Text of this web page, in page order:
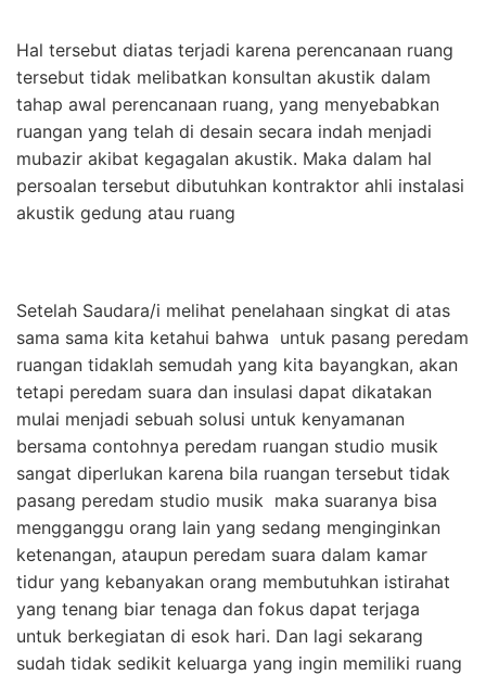
Hal tersebut diatas terjadi karena perencanaan ruang
tersebut tidak melibatkan konsultan akustik dalam
tahap awal perencanaan ruang, yang menyebabkan
ruangan yang telah di desain secara indah menjadi
mubazir akibat kegagalan akustik. Maka dalam hal
persoalan tersebut dibutuhkan kontraktor ahli instalasi
akustik gedung atau ruang
Setelah Saudara/i melihat penelahaan singkat di atas
sama sama kita ketahui bahwa untuk pasang peredam
ruangan tidaklah semudah yang kita bayangkan, akan
tetapi peredam suara dan insulasi dapat dikatakan
mulai menjadi sebuah solusi untuk kenyamanan
bersama contohnya peredam ruangan studio musik
sangat diperlukan karena bila ruangan tersebut tidak
pasang peredam studio musik maka suaranya bisa
mengganggu orang lain yang sedang menginginkan
ketenangan, ataupun peredam suara dalam kamar
tidur yang kebanyakan orang membutuhkan istirahat
yang tenang biar tenaga dan fokus dapat terjaga
untuk berkegiatan di esok hari. Dan lagi sekarang
sudah tidak sedikit keluarga yang ingin memiliki ruang